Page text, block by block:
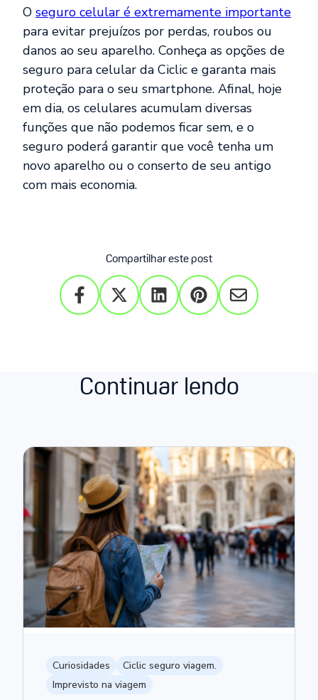
O seguro celular é extremamente importante
para evitar prejuízos por perdas, roubos ou
danos ao seu aparelho. Conheça as opções de
seguro para celular da Ciclic e garanta mais
proteção para o seu smartphone. Afinal, hoje
em dia, os celulares acumulam diversas
funções que não podemos ficar sem, e o
seguro poderá garantir que você tenha um
novo aparelho ou o conserto de seu antigo
com mais economia.
Compartilhar este post
Continuar lendo
Curiosidades
Ciclic seguro viagem.
Imprevisto na viagem